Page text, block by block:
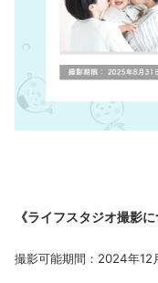
《ライフスタジオ撮影に
撮影可能期間：2024年12